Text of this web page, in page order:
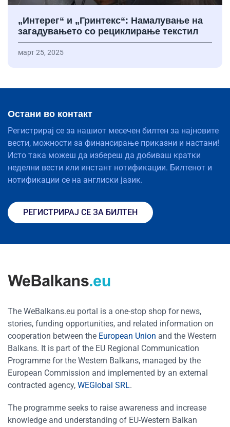
„Интерег“ и „Гринтекс“: Намалување на
загадувањето со рециклирање текстил
март 25, 2025
Остани во контакт
Регистрирај се за нашиот месечен билтен за најновите
вести, можности за финансирање приказни и настани!
Исто така можеш да избереш да добиваш кратки
неделни вести или инстант нотификации. Билтенот и
нотификации се на англиски јазик.
РЕГИСТРИРАЈ СЕ ЗА БИЛТЕН
The WeBalkans.eu portal is a one-stop shop for news,
stories, funding opportunities, and related information on
cooperation between the European Union and the Western
Balkans. It is part of the EU Regional Communication
Programme for the Western Balkans, managed by the
European Commission and implemented by an external
contracted agency, WEGlobal SRL.
The programme seeks to raise awareness and increase
knowledge and understanding of EU-Western Balkan